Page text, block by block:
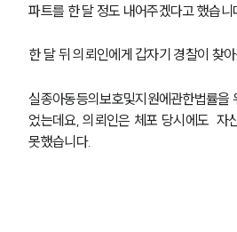
파트를 한 달 정도 내어주겠다고 했습니
한 달 뒤 의뢰인에게 갑자기 경찰이 찾
실종아동등의보호및지원에관한법률을
었는데요, 의뢰인은 체포 당시에도  자
못했습니다.